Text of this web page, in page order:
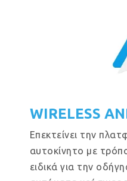
WIRELESS
Επεκτείνει την
αυτοκίνητο με
ειδικά για την